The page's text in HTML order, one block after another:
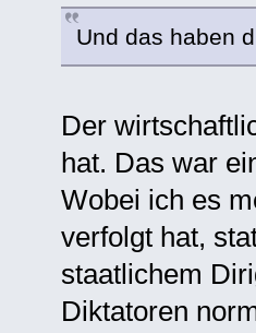
Und das haben
Der
hat. Das war
Wobei ich es
verfolgt hat,
staatlichem
Diktatoren